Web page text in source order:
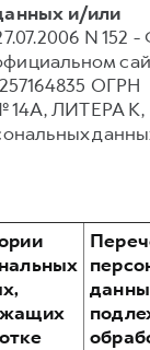
и/или
N 152 -
ОГРН
14А, ЛИТЕРА К,